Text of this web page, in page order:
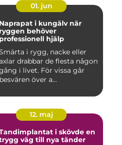
01. jun
Naprapat i kungälv när
ryggen behöver
professionell hjälp
i rygg, nacke eller
drabbar de flesta någon
i livet. För vissa går
besvären över a...
12. maj
i skövde en
väg till nya tänder